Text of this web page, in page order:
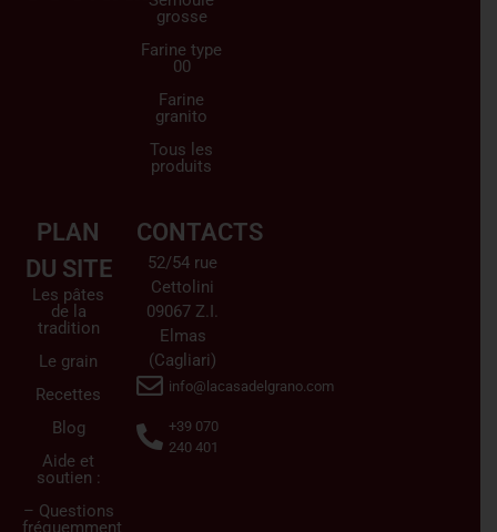
grosse
Farine type
00
Farine
granito
Tous les
produits
PLAN
DU SITE
Les pâtes
de la
tradition
Le grain
Recettes
Blog
Aide et
soutien :
– Questions
CONTACTS
52/54 rue
Cettolini
09067 Z.I.
Elmas
(Cagliari)
info@lacasadelgrano.com
+39 070
240 401